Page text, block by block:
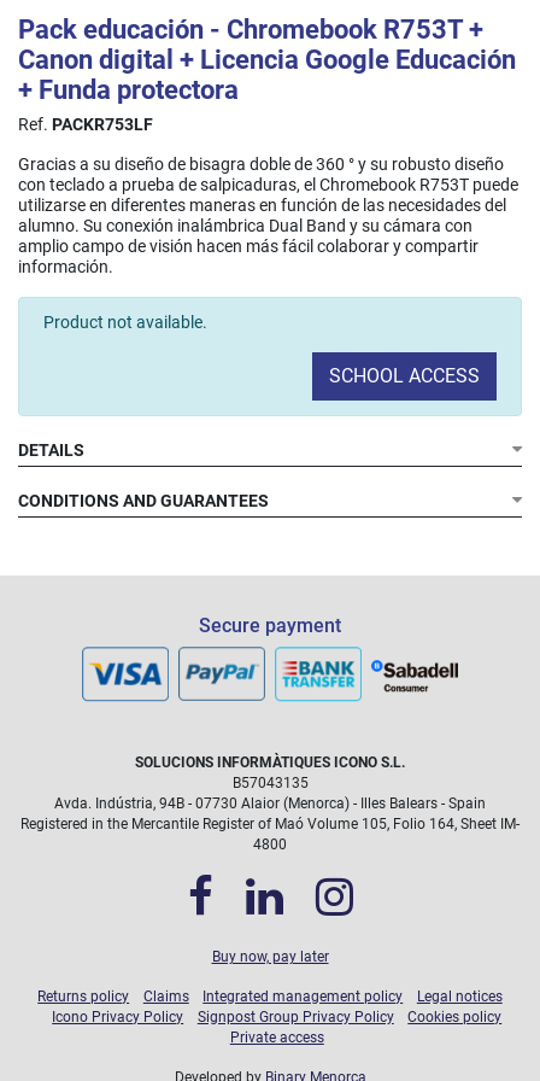
Pack educación - Chromebook R753T +
Canon digital + Licencia Google Educación
+ Funda protectora
Ref. PACKR753LF
Gracias a su diseño de bisagra doble de 360 ° y su robusto diseño
con teclado a prueba de salpicaduras, el Chromebook R753T puede
utilizarse en diferentes maneras en función de las necesidades del
alumno. Su conexión inalámbrica Dual Band y su cámara con
amplio campo de visión hacen más fácil colaborar y compartir
información.​
Product not available.
SCHOOL ACCESS
DETAILS
CONDITIONS AND GUARANTEES
Secure payment
SOLUCIONS INFORMÀTIQUES ICONO S.L.
B57043135
Avda. Indústria, 94B - 07730 Alaior (Menorca) - Illes Balears - Spain
Registered in the Mercantile Register of Maó Volume 105, Folio 164, Sheet IM-
4800
Buy now, pay later
Returns policy Claims Integrated management policy
Legal notices
Icono Privacy Policy
Signpost Group Privacy Policy
Cookies policy
Private access
Developed by Binary Menorca